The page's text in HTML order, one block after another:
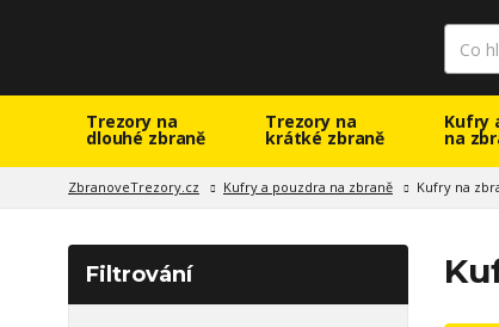
Trezory na
dlouhé zbraně
Trezory na
krátké zbraně
Kufry
na
ZbranoveTrezory.cz Kufry a pouzdra na zbraně Kufry na
Filtrování